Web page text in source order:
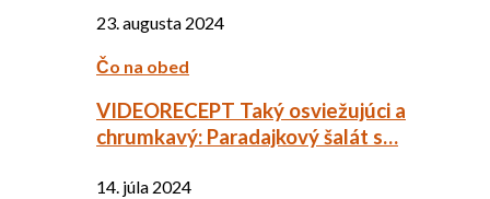
23. augusta 2024
Čo na obed
VIDEORECEPT Taký osviežujúci a
chrumkavý: Paradajkový šalát s…
14. júla 2024